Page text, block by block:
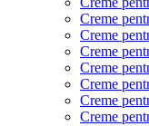
Creme
Creme
Creme
Creme
Creme
Creme
Creme